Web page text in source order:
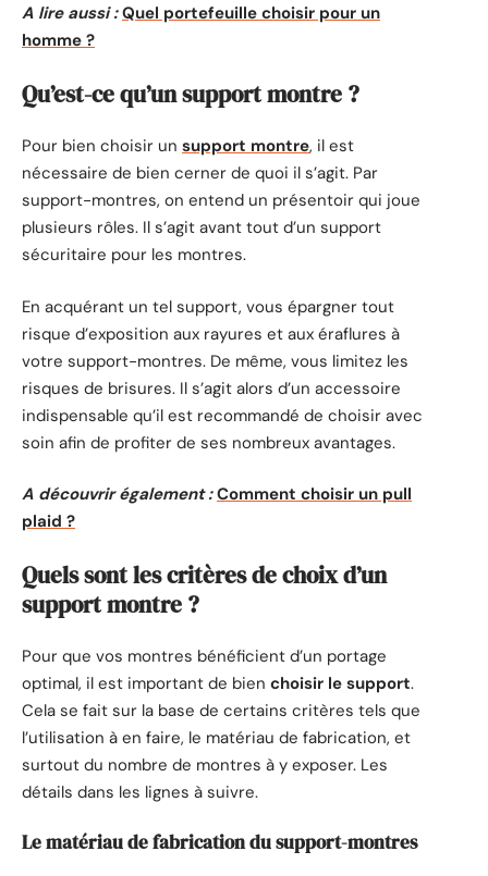
A lire aussi : Quel portefeuille choisir pour un
homme ?
Qu’est-ce qu’un support montre ?
Pour bien choisir un support montre, il est
nécessaire de bien cerner de quoi il s’agit. Par
support-montres, on entend un présentoir qui joue
plusieurs rôles. Il s’agit avant tout d’un support
sécuritaire pour les montres.
En acquérant un tel support, vous épargner tout
risque d’exposition aux rayures et aux éraflures à
votre support-montres. De même, vous limitez les
risques de brisures. Il s’agit alors d’un accessoire
indispensable qu’il est recommandé de choisir avec
soin afin de profiter de ses nombreux avantages.
A découvrir également : Comment choisir un pull
plaid ?
Quels sont les critères de choix d’un
support montre ?
Pour que vos montres bénéficient d’un portage
optimal, il est important de bien choisir le support.
Cela se fait sur la base de certains critères tels que
l’utilisation à en faire, le matériau de fabrication, et
surtout du nombre de montres à y exposer. Les
détails dans les lignes à suivre.
Le matériau de fabrication du support-montres